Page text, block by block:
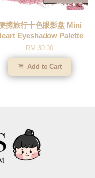
携旅行十色眼影盘 Mini
Eyeshadow Palette
RM 30.00
Add to Cart